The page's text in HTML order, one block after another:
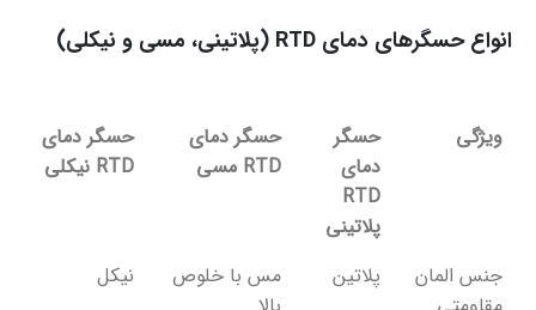
انواع حسگرهای دمای RTD (پلاتینی، مسی و نیکلی)
ویژگی
حسگر
دمای
RTD
پلاتینی
حسگر دمای
RTD مسی
حسگر دمای
RTD نیکلی
ویژگی
حسگر
دمای
حسگر دمای
RTD مسی
حسگر دمای
RTD نیکلی
جنس المان
پلاتین
مس با خلوص
نیکل